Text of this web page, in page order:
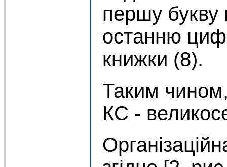
першу букву
останню
книжки (8).
Таким
КС -